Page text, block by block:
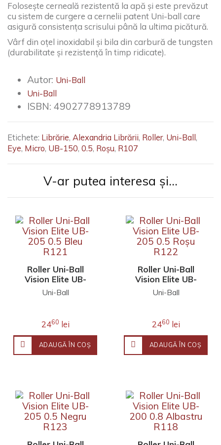
Folosește cerneală rezistentă la apă și este prevăzut
cu sistem de curgere a cernelii patent Uni-ball care
asigură consistența scrisului până la ultima picătură.
Vârf din oțel inoxidabil și bila din carbură de tungsten
(durabilitate și rezistență în timp ridicate).
Autor: Uni-Ball
Uni-Ball
ISBN: 4902778913789
Etichete: Librărie, Alexandria Librării, Roller, Uni-Ball ,
Eye, Micro, UB-150, 0.5, Roșu, R107
V-ar putea interesa și...
Roller Uni-Ball
Vision Elite UB-
205 0.5 Bleu R121
Uni-Ball
2460 lei
ADAUGĂ ÎN COŞ
Roller Uni-Ball
Vision Elite UB-
205 0.5 Roșu R122
Uni-Ball
2460 lei
ADAUGĂ ÎN COŞ